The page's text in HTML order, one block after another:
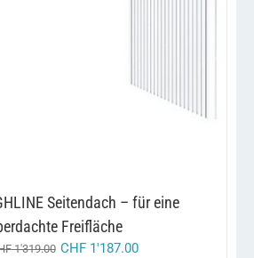
MEHRERE
VARIANTEN
DER
PRODUKTSEITE
GEWÄHLT
WERDEN
Seitendach – für eine
Freifläche
1'319.00 CHF1'187.00